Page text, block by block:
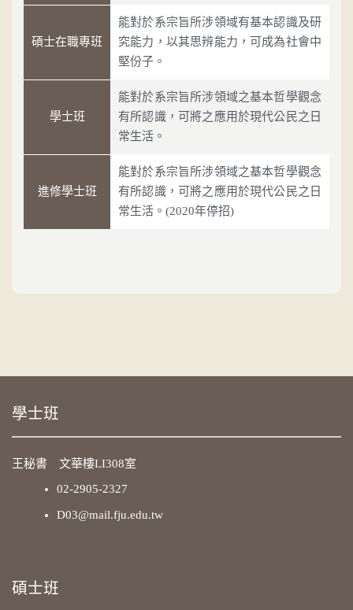
碩士在職專班
能對於系宗旨所涉領域有基本認識及研
究能力，以其思辨能力，可成為社會中
堅份子。
學士班
能對於系宗旨所涉領域之基本哲學觀念
有所認識，可將之應用於現代公民之日
常生活。
進修學士班
能對於系宗旨所涉領域之基本哲學觀念
有所認識，可將之應用於現代公民之日
常生活。(2020年停招)
學士班
王秘書 文華樓LI308室
02-2905-2327
D03@mail.fju.edu.tw
碩士班